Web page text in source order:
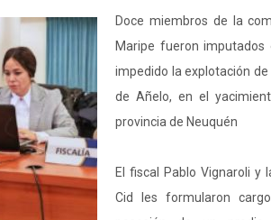
Doce miembros de la
Maripe fueron
impedido la explotación
de Añelo, en el
provincia de Neuquén
El fiscal Pablo Vignaroli y
Cid les formularon